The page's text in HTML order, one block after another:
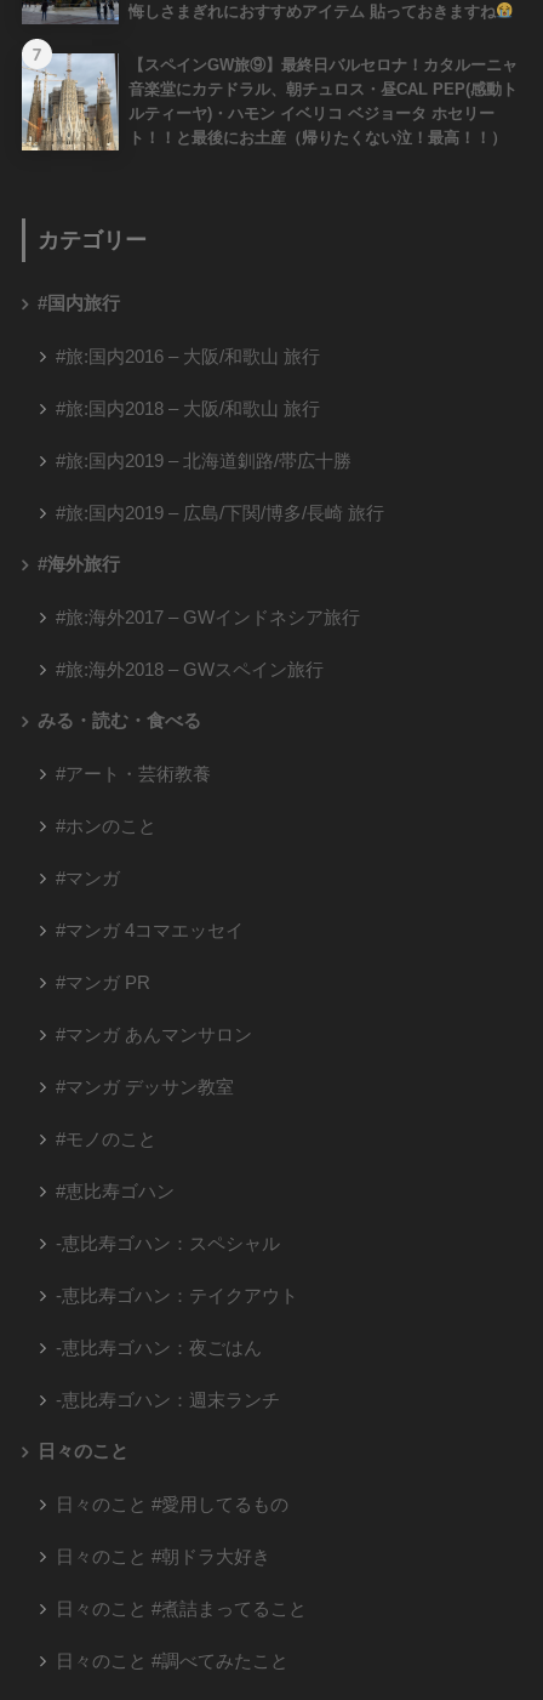
悔しさまぎれにおすすめアイテム 貼っておきますね
7
【スペインGW旅⑨】最終日バルセロナ！カタルーニャ
音楽堂にカテドラル、朝チュロス・昼CAL PEP(感動ト
ルティーヤ)・ハモン イベリコ ベジョータ ホセリー
ト！！と最後にお土産（帰りたくない泣！最高！！）
カテゴリー
#国内旅行
#旅:国内2016 – 大阪/和歌山 旅行
#旅:国内2018 – 大阪/和歌山 旅行
#旅:国内2019 – 北海道釧路/帯広十勝
#旅:国内2019 – 広島/下関/博多/長崎 旅行
#海外旅行
#旅:海外2017 – GWインドネシア旅行
#旅:海外2018 – GWスペイン旅行
みる・読む・食べる
#アート・芸術教養
#ホンのこと
#マンガ
#マンガ 4コマエッセイ
#マンガ PR
#マンガ あんマンサロン
#マンガ デッサン教室
#モノのこと
#恵比寿ゴハン
-恵比寿ゴハン：スペシャル
-恵比寿ゴハン：テイクアウト
-恵比寿ゴハン：夜ごはん
-恵比寿ゴハン：週末ランチ
日々のこと
日々のこと #愛用してるもの
日々のこと #朝ドラ大好き
日々のこと #煮詰まってること
日々のこと #調べてみたこと